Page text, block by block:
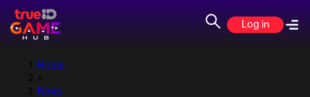
Log in
Home
>
News